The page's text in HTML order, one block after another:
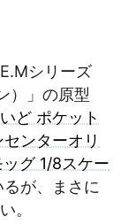
シリーズ
）」の原型
ど ポケット
ンターオリ
グ 1/8スケー
が、まさに
。